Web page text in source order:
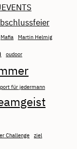
Mafia Martin Helmig
oudoor
für jedermann
Challenge ziel